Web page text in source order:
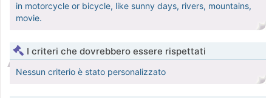
in motorcycle or bicycle, like sunny days, rivers, mountains,
movie.
I criteri che dovrebbero essere rispettati
Nessun criterio è stato personalizzato